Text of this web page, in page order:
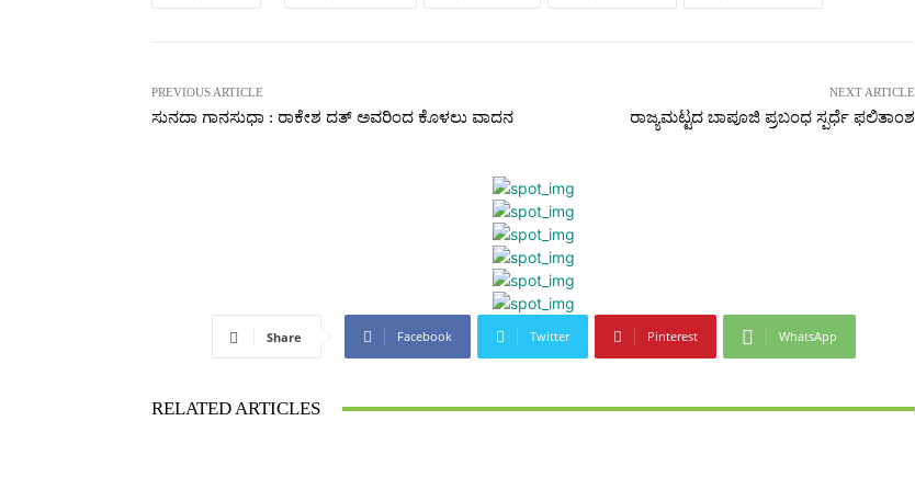
PREVIOUS ARTICLE
ಸುನದಾ ಗಾನಸುಧಾ : ರಾಕೇಶ ದತ್ ಅವರಿಂದ ಕೊಳಲು ವಾದನ
NEXT ARTICLE
ರಾಜ್ಯಮಟ್ಟದ ಬಾಪೂಜಿ ಪ್ರಬಂಧ ಸ್ಪರ್ಧೆ ಫಲಿತಾಂಶ
Share Facebook Twitter Pinterest WhatsApp
RELATED ARTICLES